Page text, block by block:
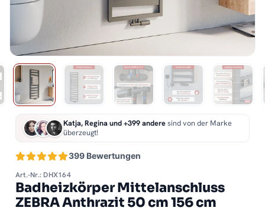
399 Bewertungen
Katja, Regina und +399 anderesind von der Marke
überzeugt!
Art.-Nr.: DHX164
Badheizkörper Mittelanschluss
ZEBRA Anthrazit 50 cm 156 cm